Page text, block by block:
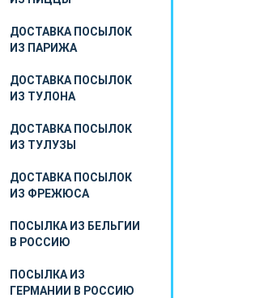
ДОСТАВКА ПОСЫЛОК
ИЗ ПАРИЖА
ДОСТАВКА ПОСЫЛОК
ИЗ ТУЛОНА
ДОСТАВКА ПОСЫЛОК
ИЗ ТУЛУЗЫ
ДОСТАВКА ПОСЫЛОК
ИЗ ФРЕЖЮСА
ПОСЫЛКА ИЗ БЕЛЬГИИ
В РОССИЮ
ПОСЫЛКА ИЗ
ГЕРМАНИИ В РОССИЮ